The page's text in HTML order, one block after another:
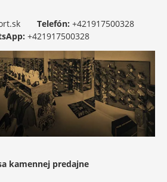
Telefón: +421917500328
+421917500328
kamennej predajne